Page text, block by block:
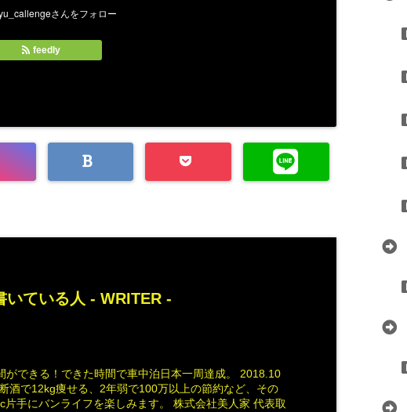
feedly
いている人 - WRITER -
ができる！できた時間で車中泊日本一周達成。 2018.10
酒で12kg痩せる、2年弱で100万以上の節約など、その
片手にバンライフを楽しみます。 株式会社美人家 代表取